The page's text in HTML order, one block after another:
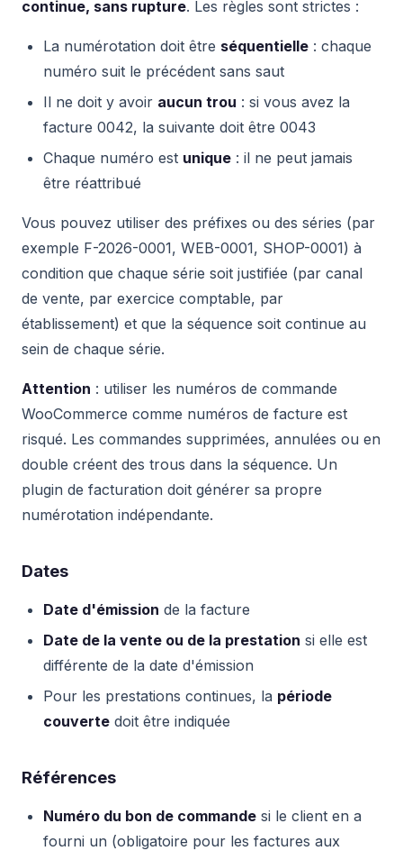
continue, sans rupture. Les règles sont strictes :
La numérotation doit être séquentielle : chaque
numéro suit le précédent sans saut
Il ne doit y avoir aucun trou : si vous avez la
facture 0042, la suivante doit être 0043
Chaque numéro est unique : il ne peut jamais
être réattribué
Vous pouvez utiliser des préfixes ou des séries (par
exemple F-2026-0001, WEB-0001, SHOP-0001) à
condition que chaque série soit justifiée (par canal
de vente, par exercice comptable, par
établissement) et que la séquence soit continue au
sein de chaque série.
Attention : utiliser les numéros de commande
WooCommerce comme numéros de facture est
risqué. Les commandes supprimées, annulées ou en
double créent des trous dans la séquence. Un
plugin de facturation doit générer sa propre
numérotation indépendante.
Dates
Date d'émission de la facture
Date de la vente ou de la prestation si elle est
différente de la date d'émission
Pour les prestations continues, la période
couverte doit être indiquée
Références
Numéro du bon de commande si le client en a
fourni un (obligatoire pour les factures aux